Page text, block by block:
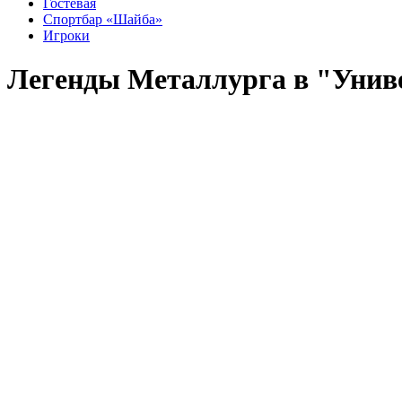
Спортбар «Шайба»
Игроки
Легенды Металлурга в